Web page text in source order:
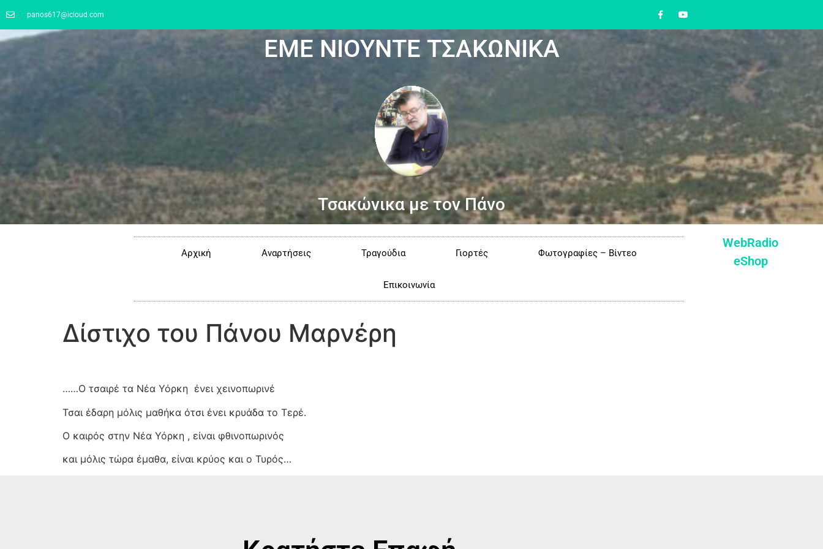
panos617@icloud.com
ΕΜΕ ΝΙΟΥΝΤΕ ΤΣΑΚΩΝΙΚΑ
Τσακώνικα με τον Πάνο
Αρχική Αναρτήσεις Τραγούδια Γιορτές Φωτογραφίες – Βίντεο
Επικοινωνία
WebRadio
eShop
Δίστιχο του Πάνου Μαρνέρη
……Ο τσαιρέ τα Νέα Υόρκη ένει χεινοπωρινέ
Τσαι έδαρη μόλις μαθήκα ότσι ένει κρυάδα το Τερέ.
Ο καιρός στην Νέα Υόρκη , είναι φθινοπωρινός
και μόλις τώρα έμαθα, είναι κρύος και ο Τυρός…